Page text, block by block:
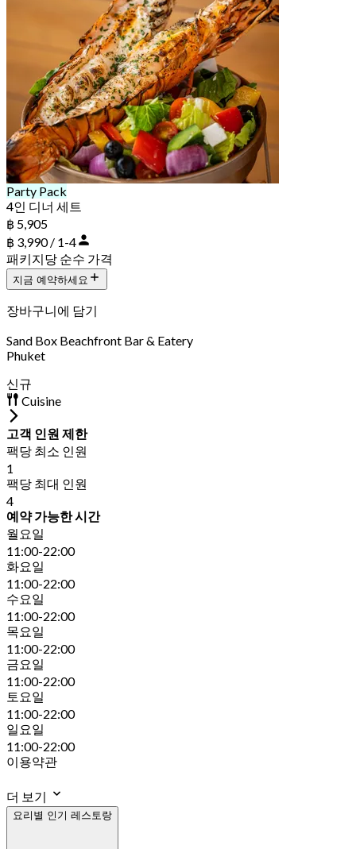
Party Pack
4인 디너 세트
฿ 5,905
฿ 3,990 / 1-4
패키지당 순수 가격
지금 예약하세요
장바구니에 담기
Sand Box Beachfront Bar & Eatery
Phuket
신규
Cuisine
고객 인원 제한
팩당 최소 인원
1
팩당 최대 인원
4
예약 가능한 시간
월요일
11:00-22:00
화요일
11:00-22:00
수요일
11:00-22:00
목요일
11:00-22:00
금요일
11:00-22:00
토요일
11:00-22:00
일요일
11:00-22:00
이용약관
더 보기
요리별 인기 레스토랑